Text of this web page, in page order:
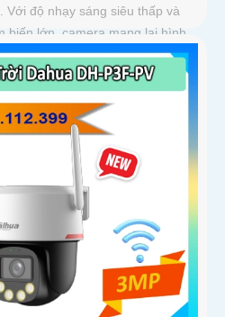
Với độ nhạy sáng siêu thấp và
biến lớn, camera mang lại hình